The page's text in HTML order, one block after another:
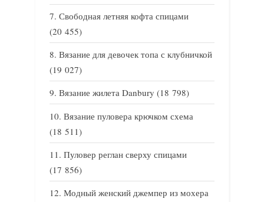
Свободная летняя кофта спицами
(20 455)
Вязание для девочек топа с клубничкой
(19 027)
Вязание жилета Danbury (18 798)
Вязание пуловера крючком схема
(18 511)
Пуловер реглан сверху спицами
(17 856)
Модный женский джемпер из мохера